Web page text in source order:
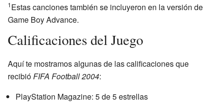
1Estas canciones también se incluyeron en la versión de
Game Boy Advance.
Calificaciones del Juego
Aquí te mostramos algunas de las calificaciones que
recibióFIFA Football 2004:
PlayStation Magazine: 5 de 5 estrellas